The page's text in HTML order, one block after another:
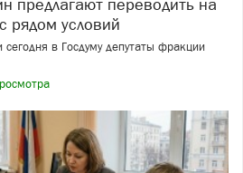
рядом условий
в Госдуму депутаты фракции